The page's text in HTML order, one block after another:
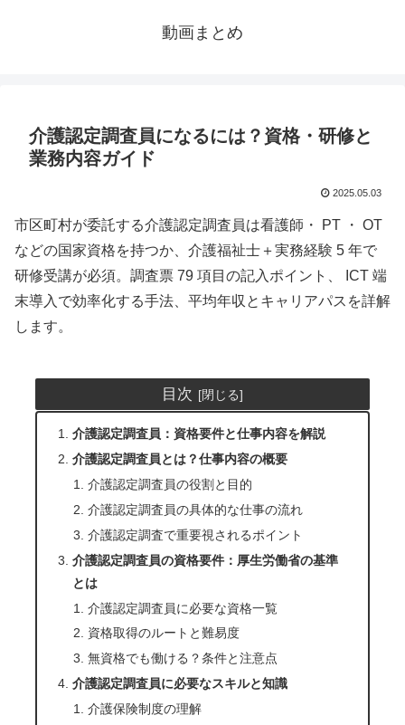
動画まとめ
介護認定調査員になるには？資格・研修と
業務内容ガイド
2025.05.03
市区町村が委託する介護認定調査員は看護師・ PT ・ OT
などの国家資格を持つか、介護福祉士＋実務経験 5 年で
研修受講が必須。調査票 79 項目の記入ポイント、 ICT 端
末導入で効率化する手法、平均年収とキャリアパスを詳解
します。
目次
介護認定調査員：資格要件と仕事内容を解説
介護認定調査員とは？仕事内容の概要
介護認定調査員の役割と目的
介護認定調査員の具体的な仕事の流れ
介護認定調査で重要視されるポイント
介護認定調査員の資格要件：厚生労働省の基準
とは
介護認定調査員に必要な資格一覧
資格取得のルートと難易度
無資格でも働ける？条件と注意点
介護認定調査員に必要なスキルと知識
介護保険制度の理解